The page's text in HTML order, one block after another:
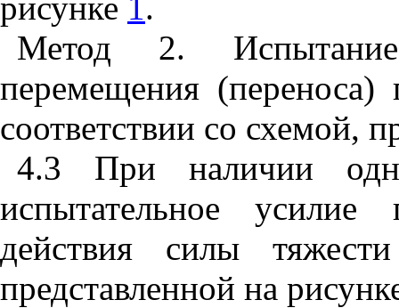
Метод 2.
перемещения (переноса)
соответствии со схемой,
4.3 При наличии
испытательное усилие
действия силы
представленной на